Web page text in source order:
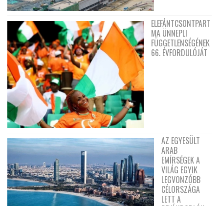
ELEFÁNTCSONTPART
MA ÜNNEPLI
FÜGGETLENSÉGÉNEK
66. ÉVFORDULÓJÁT
AZ EGYESÜLT
ARAB
EMÍRSÉGEK A
VILÁG EGYIK
LEGVONZÓBB
CÉLORSZÁGA
LETT A